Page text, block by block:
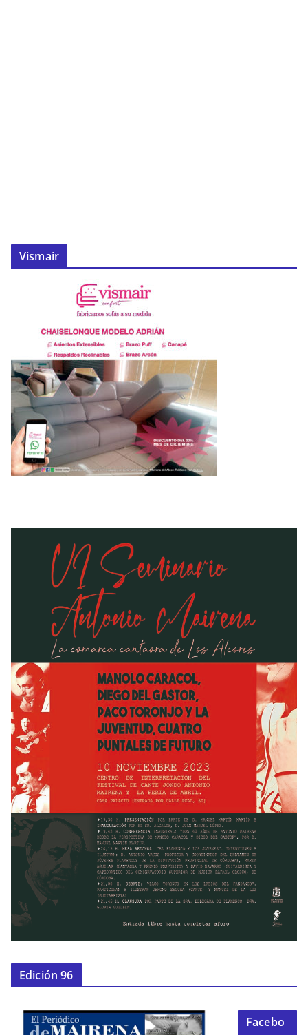
Vismair
Edición 96
Facebo